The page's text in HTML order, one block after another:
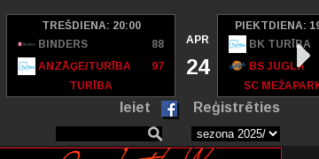
TREŠDIENA: 20:00
BINDERS
88
ANZĀĢE/TURĪBA
97
TURĪBA
APR
24
PIEKTDIENA:
BK TURĪBA
BS JUGLA
SC
Ieiet Reģistrēties